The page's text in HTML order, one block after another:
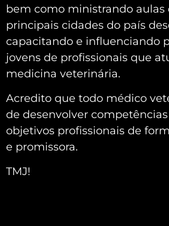
bem como ministrando aulas
principais cidades do país
capacitando e influenciando
jovens de profissionais que
medicina veterinária.
Acredito que todo médico
de desenvolver
objetivos profissionais de
e promissora.
TMJ!